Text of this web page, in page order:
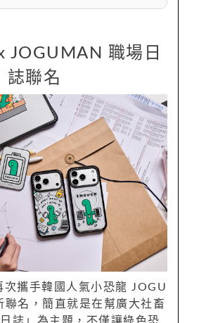
JOGUMAN 職場日
誌聯名
次攜手韓國人氣小恐龍 JOGU
名，簡直就是在幫廣大社畜